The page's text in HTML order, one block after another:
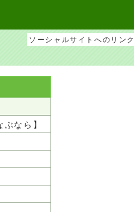
ソーシャルサイトへのリン
ぶなら】